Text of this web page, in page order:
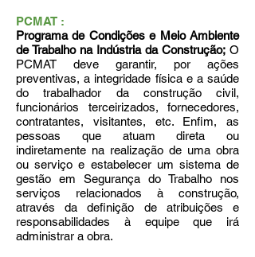
PCMAT :
Programa de Condições e Meio Ambiente
de Trabalho na Indústria da Construção; O
PCMAT deve garantir, por ações
preventivas, a integridade física e a saúde
do trabalhador da construção civil,
funcionários terceirizados, fornecedores,
contratantes, visitantes, etc. Enfim, as
pessoas que atuam direta ou
indiretamente na realização de uma obra
ou serviço e estabelecer um sistema de
gestão em Segurança do Trabalho nos
serviços relacionados à construção,
através da definição de atribuições e
responsabilidades à equipe que irá
administrar a obra.